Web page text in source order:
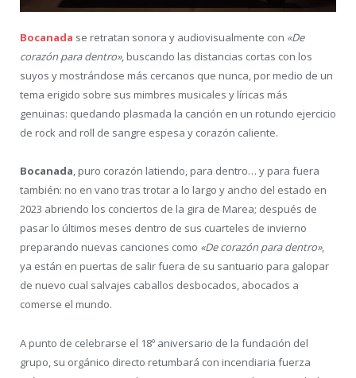
Bocanada se retratan sonora y audiovisualmente con «De
corazón para dentro», buscando las distancias cortas con los
suyos y mostrándose más cercanos que nunca, por medio de un
tema erigido sobre sus mimbres musicales y líricas más
genuinas: quedando plasmada la canción en un rotundo ejercicio
de rock and roll de sangre espesa y corazón caliente.
Bocanada, puro corazón latiendo, para dentro… y para fuera
también: no en vano tras trotar a lo largo y ancho del estado en
2023 abriendo los conciertos de la gira de Marea; después de
pasar lo últimos meses dentro de sus cuarteles de invierno
preparando nuevas canciones como «De corazón para dentro»,
ya están en puertas de salir fuera de su santuario para galopar
de nuevo cual salvajes caballos desbocados, abocados a
comerse el mundo.
A punto de celebrarse el 18º aniversario de la fundación del
grupo, su orgánico directo retumbará con incendiaria fuerza